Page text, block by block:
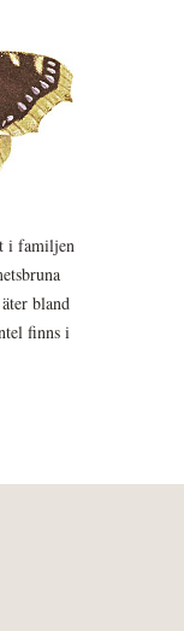
i familjen
bland
finns i